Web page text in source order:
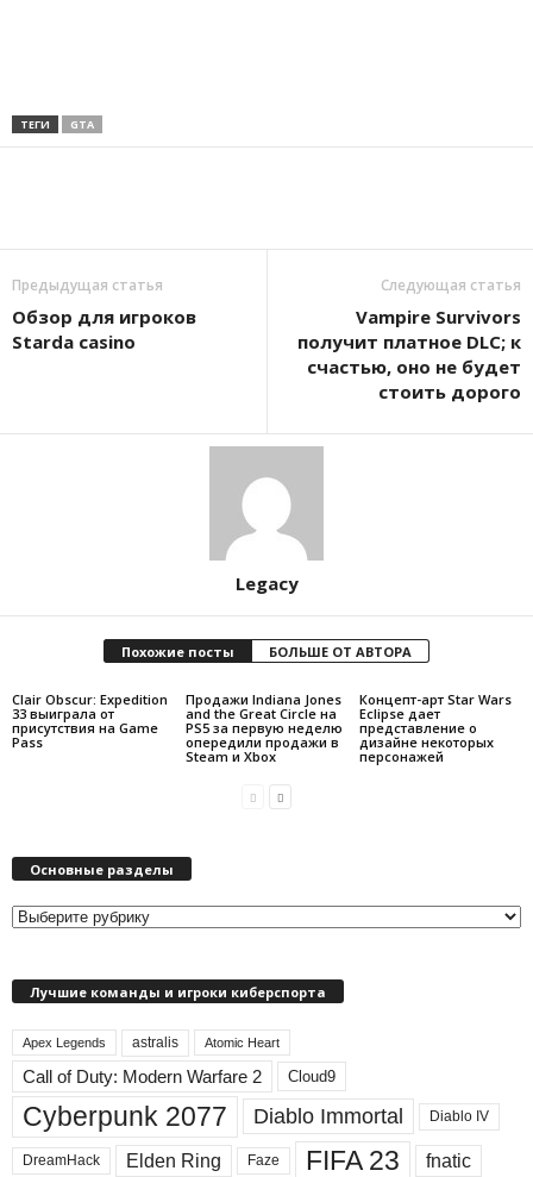
ТЕГИ GTA
Предыдущая статья
Обзор для игроков
Starda casino
Следующая статья
Vampire Survivors
получит платное DLC; к
счастью, оно не будет
стоить дорого
Legacy
Похожие посты БОЛЬШЕ ОТ АВТОРА
Clair Obscur: Expedition
33 выиграла от
присутствия на Game
Pass
Продажи Indiana Jones
and the Great Circle на
PS5 за первую неделю
опередили продажи в
Steam и Xbox
Концепт-арт Star Wars
Eclipse дает
представление о
дизайне некоторых
персонажей
Основные разделы
О
е
а
Лучшие команды и игроки киберспорта
Apex Legends astralis Atomic Heart
Call of Duty: Modern Warfare 2 Cloud9
Cyberpunk 2077 Diablo Immortal Diablo IV
DreamHack Elden Ring Faze FIFA 23 fnatic